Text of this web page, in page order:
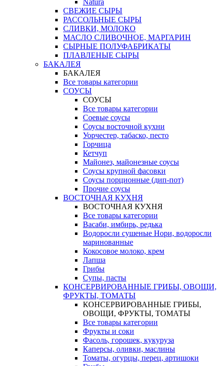
Natura
СВЕЖИЕ СЫРЫ
РАССОЛЬНЫЕ СЫРЫ
СЛИВКИ, МОЛОКО
МАСЛО СЛИВОЧНОЕ, МАРГАРИН
СЫРНЫЕ ПОЛУФАБРИКАТЫ
ПЛАВЛЕНЫЕ СЫРЫ
БАКАЛЕЯ
БАКАЛЕЯ
Все товары категории
СОУСЫ
СОУСЫ
Все товары категории
Соевые соусы
Соусы восточной кухни
Уорчестер, табаско, песто
Горчица
Кетчуп
Майонез, майонезные соусы
Соусы крупной фасовки
Соусы порционные (дип-пот)
Прочие соусы
ВОСТОЧНАЯ КУХНЯ
ВОСТОЧНАЯ КУХНЯ
Все товары категории
Васаби, имбирь, редька
Водоросли сушеные Нори, водоросли
маринованные
Кокосовое молоко, крем
Лапша
Грибы
Супы, пасты
КОНСЕРВИРОВАННЫЕ ГРИБЫ, ОВОЩИ,
ФРУКТЫ, ТОМАТЫ
КОНСЕРВИРОВАННЫЕ ГРИБЫ,
ОВОЩИ, ФРУКТЫ, ТОМАТЫ
Все товары категории
Фрукты и соки
Фасоль, горошек, кукуруза
Каперсы, оливки, маслины
Томаты, огурцы, перец, артишоки